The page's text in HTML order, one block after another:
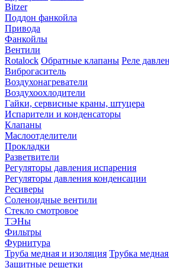
Bitzer
Поддон фанкойла
Привода
Фанкойлы
Вентили
Rotalock Обратные клапаны Реле
Виброгаситель
Воздухонагреватели
Воздухоохлодители
Гайки, сервисные краны, штуцера
Испарители и конденсаторы
Клапаны
Маслоотделители
Прокладки
Разветвители
Регуляторы давления испарения
Регуляторы давления конденсации
Ресиверы
Соленоидные вентили
Стекло смотровое
ТЭНы
Фильтры
Фурнитура
Труба медная и изоляция Трубка
Защитные решетки